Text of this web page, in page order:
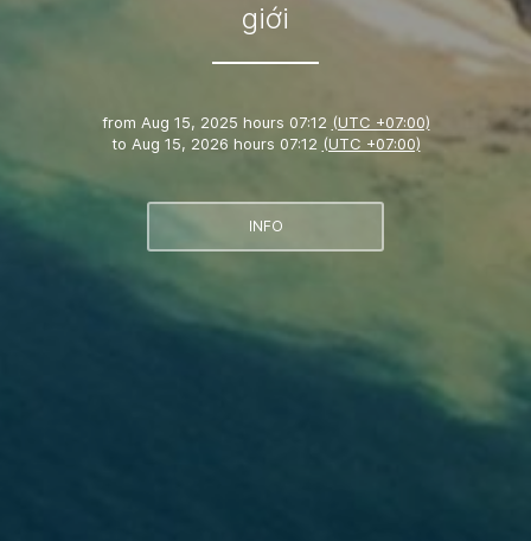
giới
from Aug 15, 2025 hours 07:12 (UTC +07:00)
to Aug 15, 2026 hours 07:12 (UTC +07:00)
INFO